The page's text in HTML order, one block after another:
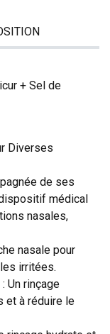
+ Sel de
Diverses
de ses
médical
nasales,
nasale pour
irritées.
Un rinçage
et à réduire le